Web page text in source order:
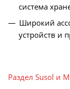
система
Широкий
устройств и
Раздел Susol и